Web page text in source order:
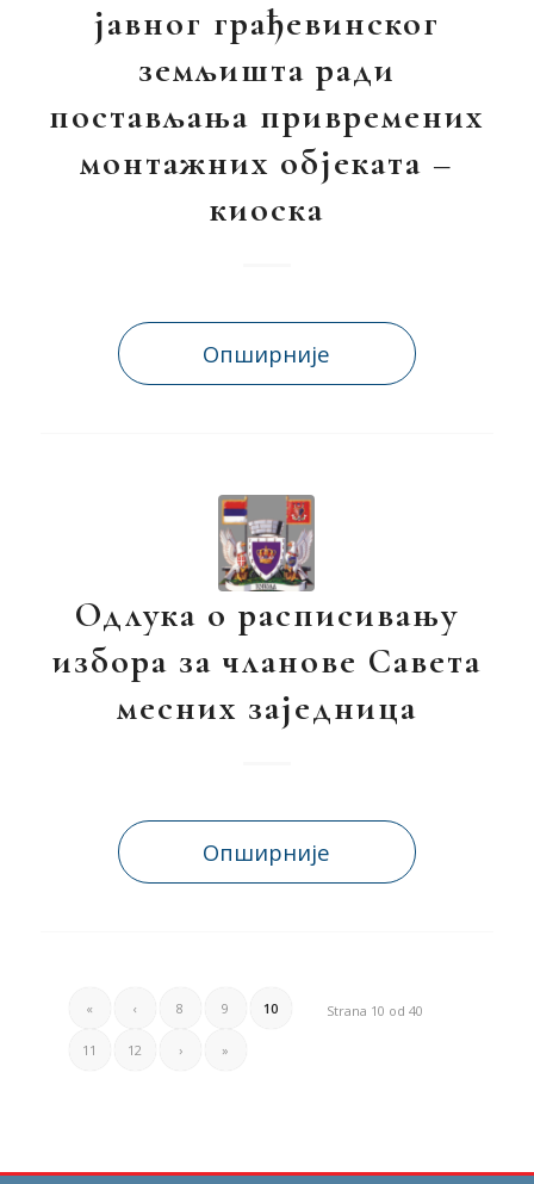
јавног грађевинског
земљишта ради
постављања привремених
монтажних објеката –
киоска
Опширније
Одлука о расписивању
избора за чланове Савета
месних заједница
Опширније
Strana 10 od 40
« ‹ 8 9 10
11 12 › »